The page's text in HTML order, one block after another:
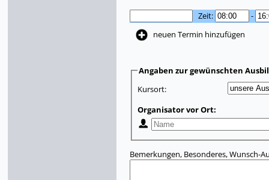
Zeit:
-
neuen Termin hinzufügen
Angaben zur gewünschten
Kursort:
Organisator vor Ort:
Bemerkungen, Besonderes, Wunsch-